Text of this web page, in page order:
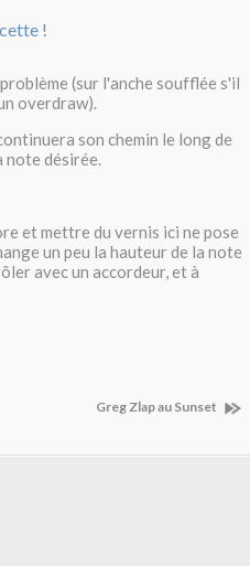
(sur l'anche soufflée s'il
overdraw).
son chemin le long de
note désirée.
et mettre du vernis ici ne pose
un peu la hauteur de la note
avec un accordeur, et à
Greg Zlap au Sunset